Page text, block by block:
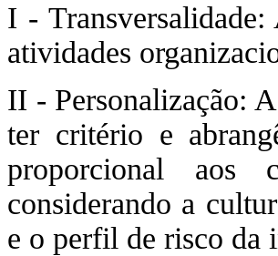
I - Transversalidade:
atividades
II - Personalização:
ter critério e
proporcional aos
considerando a
e o perfil de risco da